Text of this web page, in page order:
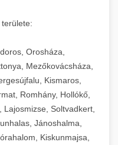
megoldások.
gép
számára. Nagy
precíz
+
és hűtőkamrák
számára.
nagy
+
nagy
Orosháza,
Mezőkovácsháza,
Kismaros,
Romhány, Hollókő,
Lajosmizse, Soltvadkert,
Jánoshalma,
Kiskunmajsa,